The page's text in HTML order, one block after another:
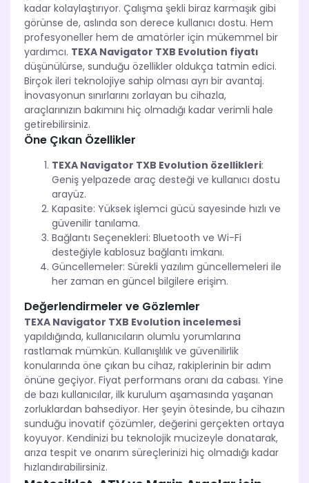
kadar kolaylaştırıyor. Çalışma şekli biraz karmaşık gibi
görünse de, aslında son derece kullanıcı dostu. Hem
profesyoneller hem de amatörler için mükemmel bir
yardımcı. TEXA Navigator TXB Evolution fiyatı
düşünülürse, sunduğu özellikler oldukça tatmin edici.
Birçok ileri teknolojiye sahip olması ayrı bir avantaj.
İnovasyonun sınırlarını zorlayan bu cihazla,
araçlarınızın bakımını hiç olmadığı kadar verimli hale
getirebilirsiniz.
Öne Çıkan Özellikler
TEXA Navigator TXB Evolution özellikleri:
Geniş yelpazede araç desteği ve kullanıcı dostu
arayüz.
Kapasite: Yüksek işlemci gücü sayesinde hızlı ve
güvenilir tanılama.
Bağlantı Seçenekleri: Bluetooth ve Wi-Fi
desteğiyle kablosuz bağlantı imkanı.
Güncellemeler: Sürekli yazılım güncellemeleri ile
her zaman en güncel bilgilere erişim.
Değerlendirmeler ve Gözlemler
TEXA Navigator TXB Evolution incelemesi
yapıldığında, kullanıcıların olumlu yorumlarına
rastlamak mümkün. Kullanışlılık ve güvenilirlik
konularında öne çıkan bu cihaz, rakiplerinin bir adım
önüne geçiyor. Fiyat performans oranı da cabası. Yine
de bazı kullanıcılar, ilk kurulum aşamasında yaşanan
zorluklardan bahsediyor. Her şeyin ötesinde, bu cihazın
sunduğu inovatif çözümler, değerini gerçekten ortaya
koyuyor. Kendinizi bu teknolojik mucizeyle donatarak,
arıza tespit ve onarım süreçlerinizi hiç olmadığı kadar
hızlandırabilirsiniz.